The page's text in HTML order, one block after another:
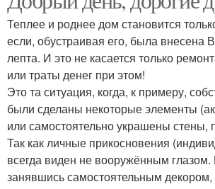
Теплее и роднее дом становится
если, обустраивая его, была внесена
лепта. И это не касается только
или траты денег при этом!
Это та ситуация, когда, к примеру,
были сделаны некоторые элементы
или самостоятельно украшены стены,
Так как личные прикосновения
всегда виден не вооружённым глазом.
занявшись самостоятельным